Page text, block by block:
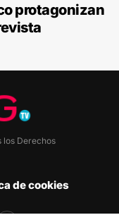
protagonizan
los Derechos
de cookies